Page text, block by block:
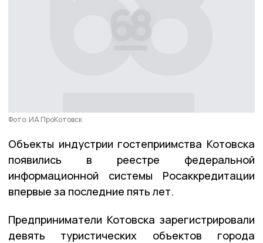
Фото: ИА ПроКотовск
Объекты индустрии гостеприимства Котовска
появились в реестре федеральной
информационной системы Росаккредитации
впервые за последние пять лет.
Предприниматели Котовска зарегистрировали
девять туристических объектов города